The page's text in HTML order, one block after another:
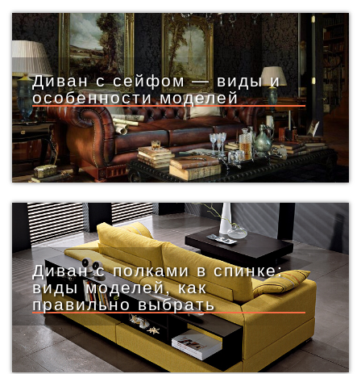
Диван с сейфом — виды и
особенности моделей
Диван с полками в спинке:
виды моделей, как
правильно выбрать